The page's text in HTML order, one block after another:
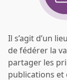
Il s’agit d’un
de fédérer la
partager les
publications et